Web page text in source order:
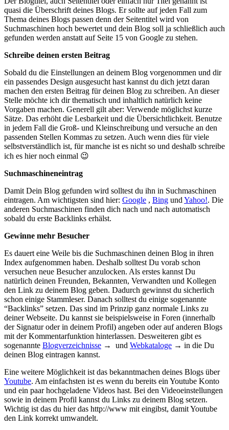
quasi die Überschrift deines Blogs. Er sollte auf jeden Fall zum
Thema deines Blogs passen denn der Seitentitel wird von
Suchmaschinen hoch bewertet und dein Blog soll ja schließlich auch
gefunden werden anstatt auf Seite 15 von Google zu stehen.
Schreibe deinen ersten Beitrag
Sobald du die Einstellungen an deinem Blog vorgenommen und dir
ein passendes Design ausgesucht hast kannst du dich jetzt daran
machen den ersten Beitrag für deinen Blog zu schreiben. An dieser
Stelle möchte ich dir thematisch und inhaltlich natürlich keine
Vorgaben machen. Generell gilt aber: Verwende möglichst kurze
Sätze. Das erhöht die Lesbarkeit und die Übersichtlichkeit. Benutze
in jedem Fall die Groß- und Kleinschreibung und versuche an den
passenden Stellen Kommas zu setzen. Auch wenn dies für viele
selbstverständlich ist, für manche ist es nicht so und deshalb schreibe
ich es hier noch einmal 😉
Suchmaschineneintrag
Damit Dein Blog gefunden wird solltest du ihn in Suchmaschinen
eintragen. Am wichtigsten sind hier: Google , Bing und Yahoo!. Die
anderen Suchmaschinen finden dich nach und nach automatisch
sobald du erste Backlinks erhälst.
Gewinne mehr Besucher
Es dauert eine Weile bis die Suchmaschinen deinen Blog in ihren
Index aufgenommen haben. Deshalb solltest Du vorab schon
versuchen neue Besucher anzulocken. Als erstes kannst Du
natürlich deinen Freunden, Bekannten, Verwandten und Kollegen
den Link zu deinem Blog geben. Dadurch gewinnst du sicherlich
schon einige Stammleser. Danach solltest du einige sogenannte
“Backlinks” setzen. Das sind im Prinzip ganz normale Links zu
deiner Webseite. Du kannst sie beispielsweise in Foren (innerhalb
der Signatur oder in deinem Profil) angeben oder auf anderen Blogs
mit der Kommentarfunktion hinterlassen. Desweiteren gibt es
sogenannte Blogverzeichnisse → und Webkataloge → in die Du
deinen Blog eintragen kannst.
Eine weitere Möglichkeit ist das bekanntmachen deines Blogs über
Youtube. Am einfachsten ist es wenn du bereits ein Youtube Konto
und ein paar hochgeladene Videos hast. Bei den Videoeinstellungen
sowie in deinem Profil kannst du Links zu deinem Blog setzen.
Wichtig ist das du hier das http://www mit eingibst, damit Youtube
den Link korrekt umwandelt.